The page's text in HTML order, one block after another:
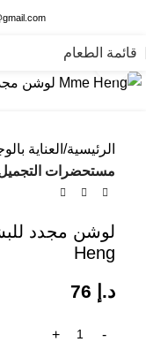
قائمة الطعام
انقر للتكبير
الرئيسية العناية
مستحضرات
Heng
د.إ